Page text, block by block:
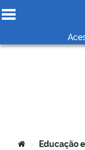
Ir para o conteúdo
Você está aqui:
> Educação